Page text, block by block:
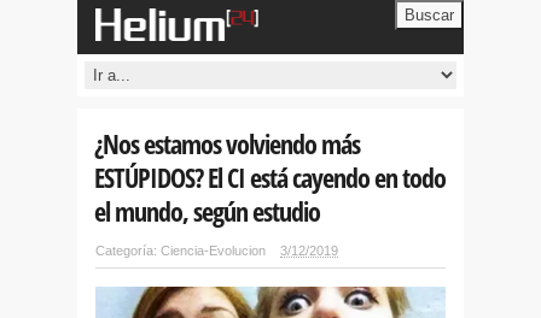
Buscar
¿Nos estamos volviendo más
ESTÚPIDOS? El CI está cayendo en todo
el mundo, según estudio
Categoría: Ciencia-Evolucion 3/12/2019